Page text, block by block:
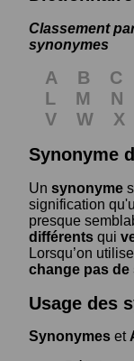
Classement
synonymes
A B C
L
M N
V
W X
Synonyme
Un synonyme
signification
presque
différents qui
Lorsqu’on
change pas de
Usage des
Synonymes et